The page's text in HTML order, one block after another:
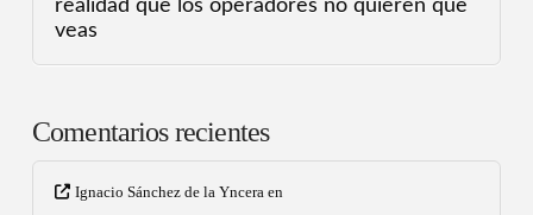
realidad que los operadores no quieren que
veas
Comentarios recientes
Ignacio Sánchez de la Ynceraen